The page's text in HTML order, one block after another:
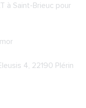
à Saint-Brieuc pour
4, 22190 Plérin